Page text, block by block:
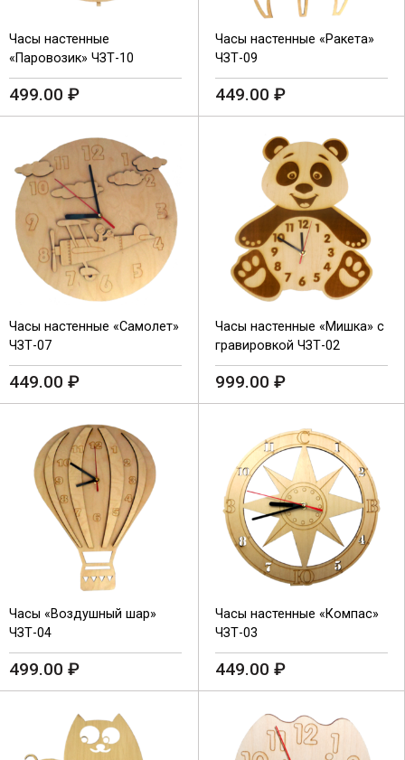
Часы настенные
«Паровозик» ЧЗТ-10
499.00 ₽
Часы настенные «Ракета»
ЧЗТ-09
449.00 ₽
Часы настенные «Самолет»
ЧЗТ-07
449.00 ₽
Часы настенные «Мишка» с
гравировкой ЧЗТ-02
999.00 ₽
Часы «Воздушный шар»
ЧЗТ-04
499.00 ₽
Часы настенные «Компас»
ЧЗТ-03
449.00 ₽